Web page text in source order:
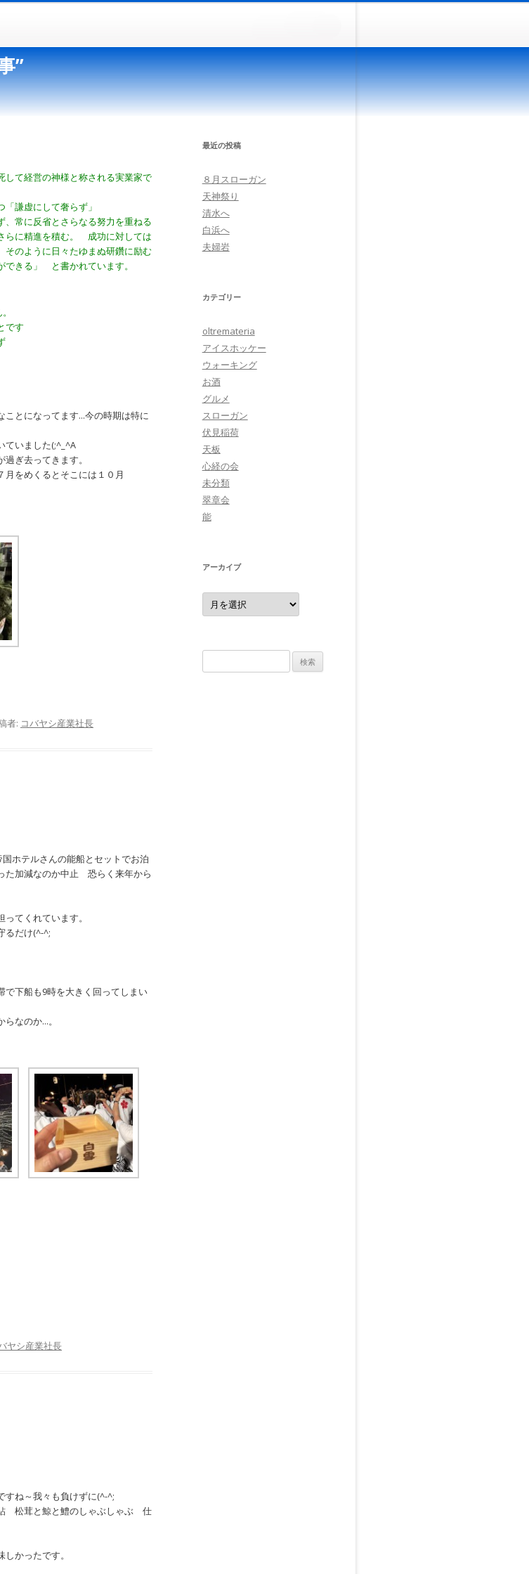
”
て経営の神様と称される実業家で
謙虚にして奢らず」
、常に反省とさらなる努力を重ねる
に精進を積む。 成功に対しては
のように日々たゆまぬ研鑽に励む
できる」 と書かれています。
です
ことになってます…今の時期は特に
ていました(;^_^A
ぎ去ってきます。
をめくるとそこには１０月
者: コバヤシ産業社長
ホテルさんの能船とセットでお泊
た加減なのか中止 恐らく来年から
てくれています。
るだけ(^-^;
で下船も9時を大きく回ってしまい
なのか…。
ヤシ産業社長
すね～我々も負けずに(^-^;
松茸と鯨と鱧のしゃぶしゃぶ 仕
かったです。
最近の投稿
８月スローガン
天神祭り
清水へ
白浜へ
夫婦岩
カテゴリー
oltremateria
アイスホッケー
ウォーキング
お酒
グルメ
スローガン
伏見稲荷
天板
心経の会
未分類
翠章会
能
アーカイブ
ア
カ
索